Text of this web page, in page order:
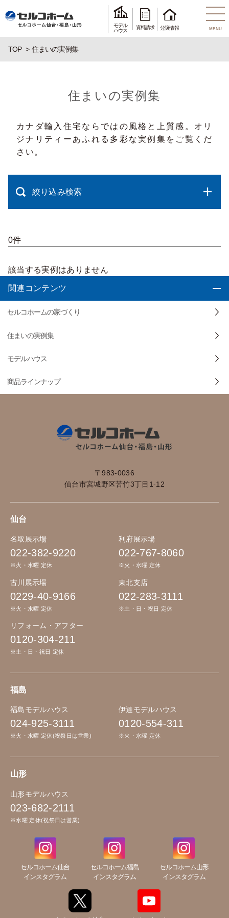
モデル
ハウス
資料請求 分譲情報 MENU
TOP 住まいの実例集
住まいの実例集
カナダ輸入住宅ならではの風格と上質感。オリ
ジナリティーあふれる多彩な実例集をご覧くだ
さい。
絞り込み検索
0件
該当する実例はありません
関連コンテンツ
セルコホームの家づくり
住まいの実例集
モデルハウス
商品ラインナップ
〒983-0036
仙台市宮城野区苦竹3丁目1-12
仙台
名取展示場
022-382-9220
※火・水曜 定休
利府展示場
022-767-8060
※火・水曜 定休
古川展示場
0229-40-9166
※火・水曜 定休
東北支店
022-283-3111
※土・日・祝日 定休
リフォーム・アフター
0120-304-211
※土・日・祝日 定休
福島
福島モデルハウス
024-925-3111
※火・水曜 定休(祝祭日は営業)
伊達モデルハウス
0120-554-311
※火・水曜 定休
山形
山形モデルハウス
023-682-2111
※水曜 定休(祝祭日は営業)
セルコホーム仙台
インスタグラム
セルコホーム福島
インスタグラム
セルコホーム山形
インスタグラム